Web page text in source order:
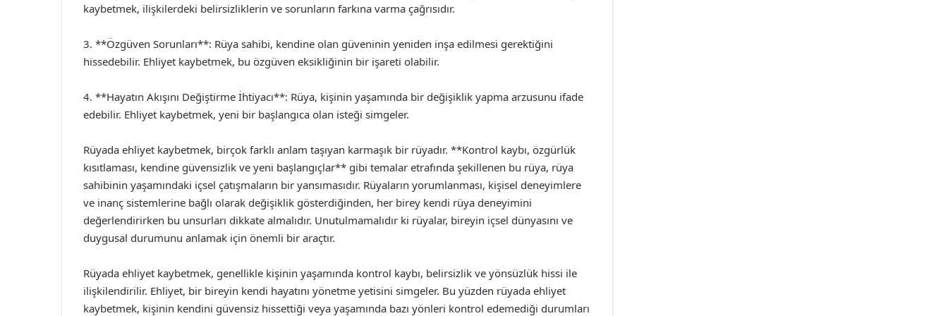
kaybetmek, ilişkilerdeki belirsizliklerin ve sorunların farkına varma çağrısıdır.
3. **Özgüven Sorunları**: Rüya sahibi, kendine olan güveninin yeniden inşa edilmesi gerektiğini
hissedebilir. Ehliyet kaybetmek, bu özgüven eksikliğinin bir işareti olabilir.
4. **Hayatın Akışını Değiştirme İhtiyacı**: Rüya, kişinin yaşamında bir değişiklik yapma arzusunu ifade
edebilir. Ehliyet kaybetmek, yeni bir başlangıca olan isteği simgeler.
Rüyada ehliyet kaybetmek, birçok farklı anlam taşıyan karmaşık bir rüyadır. **Kontrol kaybı, özgürlük
kısıtlaması, kendine güvensizlik ve yeni başlangıçlar** gibi temalar etrafında şekillenen bu rüya, rüya
sahibinin yaşamındaki içsel çatışmaların bir yansımasıdır. Rüyaların yorumlanması, kişisel deneyimlere
ve inanç sistemlerine bağlı olarak değişiklik gösterdiğinden, her birey kendi rüya deneyimini
değerlendirirken bu unsurları dikkate almalıdır. Unutulmamalıdır ki rüyalar, bireyin içsel dünyasını ve
duygusal durumunu anlamak için önemli bir araçtır.
Rüyada ehliyet kaybetmek, genellikle kişinin yaşamında kontrol kaybı, belirsizlik ve yönsüzlük hissi ile
ilişkilendirilir. Ehliyet, bir bireyin kendi hayatını yönetme yetisini simgeler. Bu yüzden rüyada ehliyet
kaybetmek, kişinin kendini güvensiz hissettiği veya yaşamında bazı yönleri kontrol edemediği durumları